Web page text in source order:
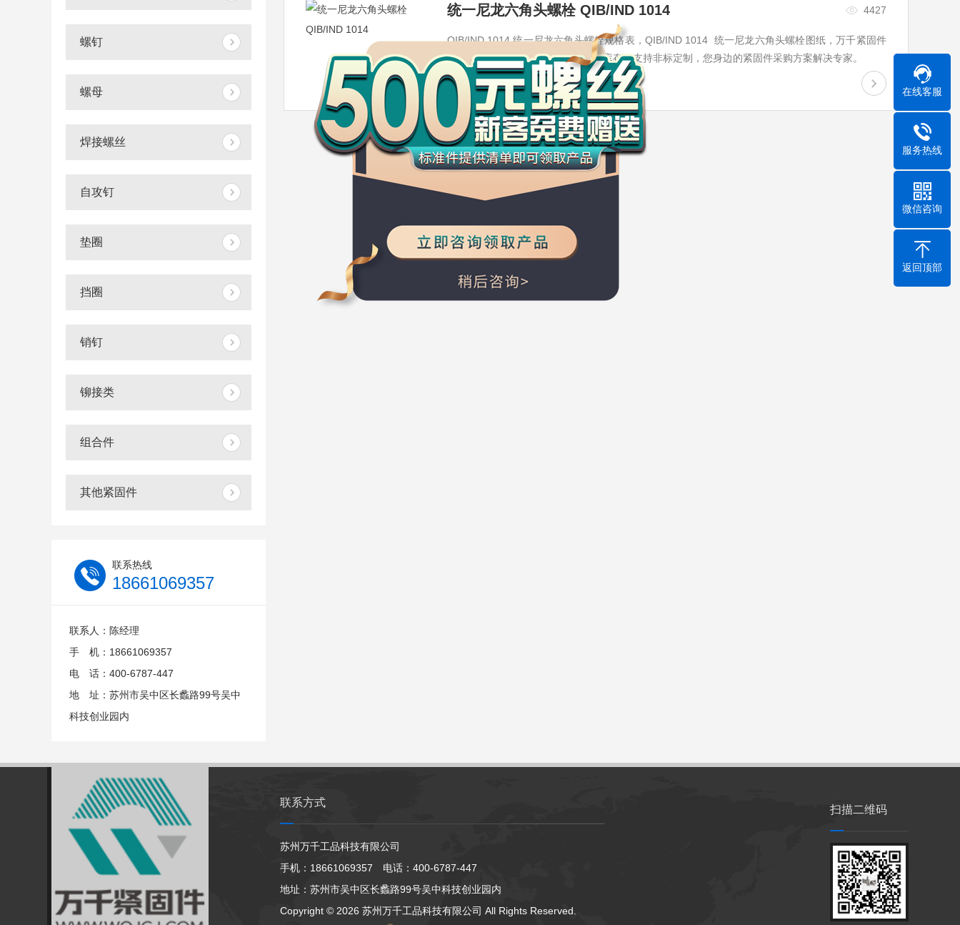
螺钉
螺母
焊接螺丝
自攻钉
垫圈
挡圈
销钉
铆接类
组合件
其他紧固件
联系热线
18661069357
联系人：陈经理
手 机：18661069357
电 话：400-6787-447
地 址：苏州市吴中区长蠡路99号吴中
科技创业园内
统一尼龙六角头螺栓 QIB/IND 1014 4427
QIB/IND 1014 统一尼龙六角头螺栓规格表，QIB/IND 1014 统一尼龙六角头螺栓图纸，万千紧固件
提供齐全的紧固件标准件，百万sku库存、支持非标定制，您身边的紧固件采购方案解决专家。
六角螺栓
联系方式
苏州万千工品科技有限公司
手机：18661069357 电话：400-6787-447
地址：苏州市吴中区长蠡路99号吴中科技创业园内
Copyright © 2026 苏州万千工品科技有限公司 All Rights Reserved.
扫描二维码
在线客服
服务热线
微信咨询
返回顶部
万
千
工
品